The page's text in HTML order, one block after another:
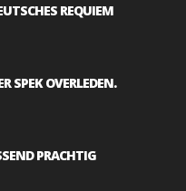
REQUIEM
SPEK OVERLEDEN.
PRACHTIG